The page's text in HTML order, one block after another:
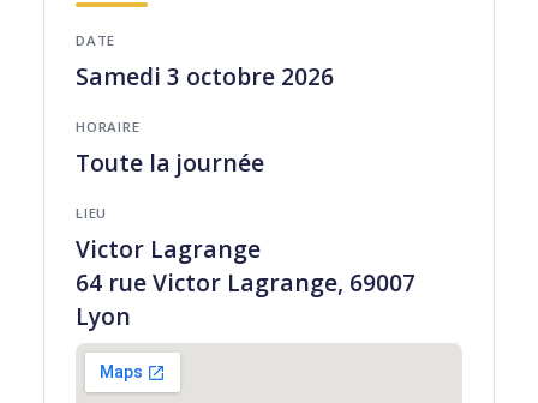
DATE
Samedi 3 octobre 2026
HORAIRE
Toute la journée
LIEU
Victor Lagrange
64 rue Victor Lagrange, 69007
Lyon